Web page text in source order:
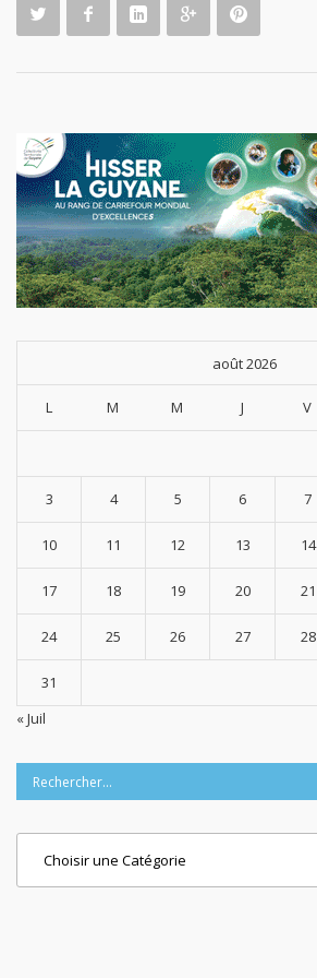
août 2026
L M M J V
3 4 5 6 7
10 11 12 13 14
17 18 19 20 21
24 25 26 27 28
31
« Juil